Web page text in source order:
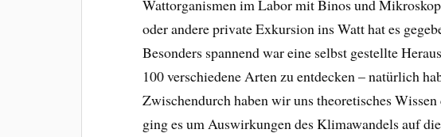
Wattorganismen im Labor mit Binos und
oder andere private Exkursion ins Watt hat es
Besonders spannend war eine selbst gestellte
100 verschiedene Arten zu entdecken – natürlich
Zwischendurch haben wir uns theoretisches
ging es um Auswirkungen des Klimawandels auf